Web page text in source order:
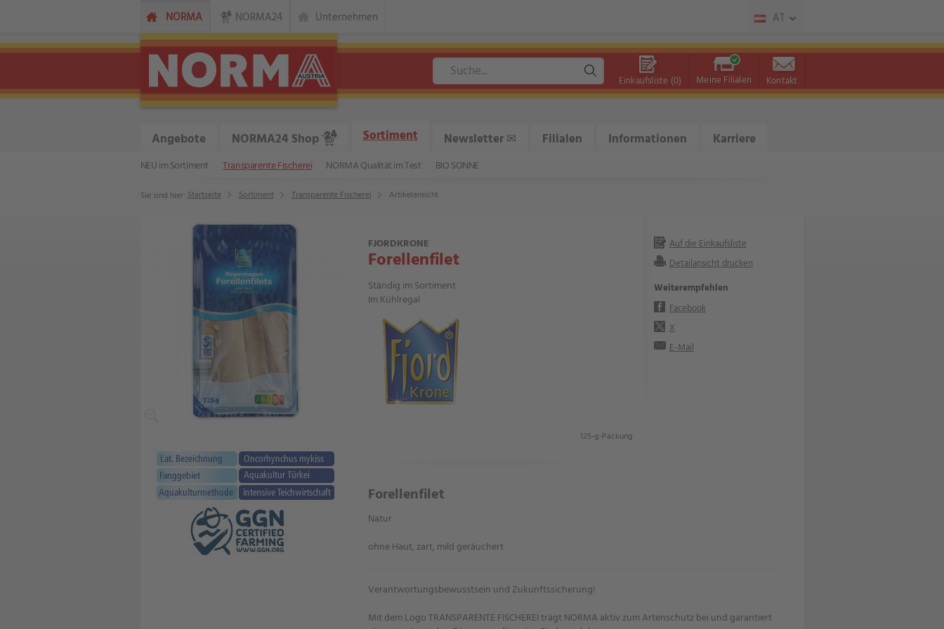
NORMA NORMA24 Unternehmen AT
Einkaufsliste (0) Meine Filialen Kontakt
Angebote NORMA24 Shop Sortiment
NEU im Sortiment Transparente Fischerei NORMA Qualität im Test BIO SONNE
Newsletter ✉ Filialen Informationen Karriere
Sie sind hier: Startseite Sortiment Transparente Fischerei Artikelansicht
FJORDKRONE
Forellenfilet
Ständig im Sortiment
Im Kühlregal
125-g-Packung
Forellenfilet
Natur
ohne Haut, zart, mild geräuchert
Verantwortungsbewusstsein und Zukunftssicherung!
Mit dem Logo TRANSPARENTE FISCHEREI trägt NORMA aktiv zum Artenschutz bei und garantiert
Auf die Einkaufsliste
Detailansicht drucken
Weiterempfehlen
Facebook
X
E-Mail